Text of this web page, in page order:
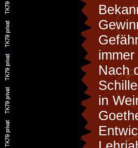
Nach
in